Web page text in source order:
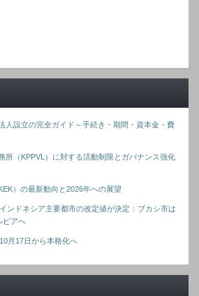
人設立の完全ガイド～手続き・期間・資本金・費
所（KPPVL）に対する活動制限とガバナンス強化
）の最新動向と2026年への展望
ンドネシア主要都市の改定値が決定：ブカシ市は
ピアへ
月17日から本格化へ